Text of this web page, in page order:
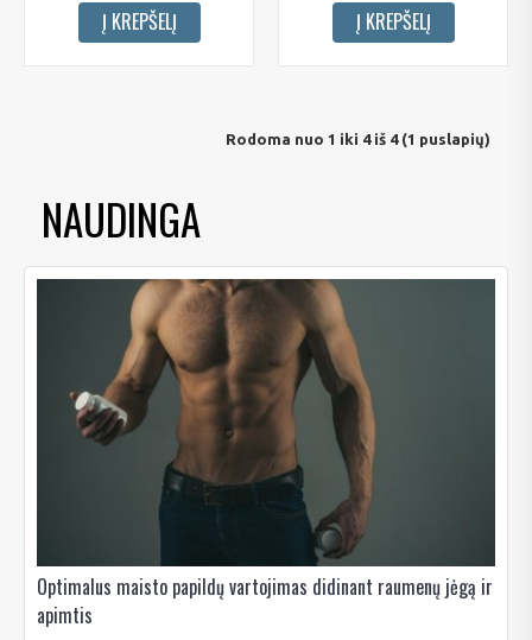
Į KREPŠELĮ Į KREPŠELĮ
Rodoma nuo 1 iki 4 iš 4 (1 puslapių)
NAUDINGA
Optimalus maisto papildų vartojimas didinant raumenų jėgą ir
apimtis